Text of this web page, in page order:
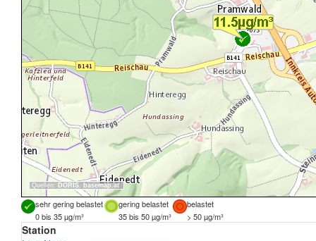
Quellen: DORIS, basemap.at
sehr gering belastet gering belastet
belastet
0 bis 35 µg/m³
35 bis 50 µg/m³ > 50 µg/m³
Station